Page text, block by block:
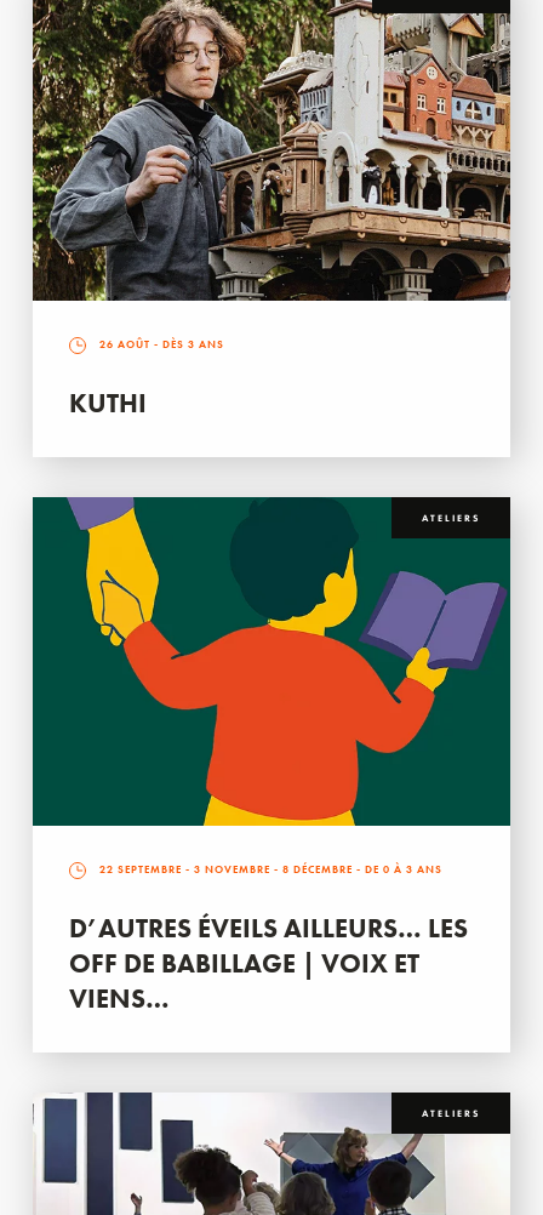
26 AOÛT - DÈS 3 ANS
KUTHI
ATELIERS
22 SEPTEMBRE - 3 NOVEMBRE - 8 DÉCEMBRE - DE 0 À 3 ANS
D’AUTRES ÉVEILS AILLEURS… LES
OFF DE BABILLAGE | VOIX ET
VIENS…
ATELIERS